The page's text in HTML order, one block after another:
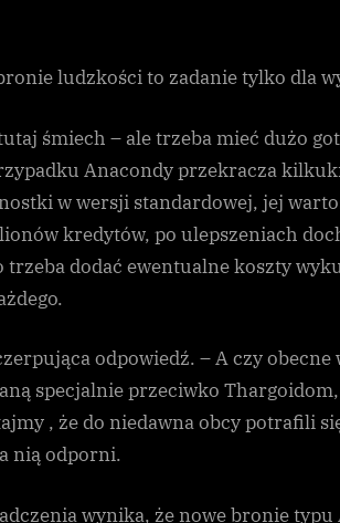
ludzkości to zadanie tylko dla
śmiech – ale trzeba mieć dużo
Anacondy przekracza
w wersji standardowej, jej
kredytów, po ulepszeniach
trzeba dodać ewentualne koszty
odpowiedź. – A czy
specjalnie przeciwko
, że do niedawna obcy potrafili
nią odporni.
wynika, że nowe bronie